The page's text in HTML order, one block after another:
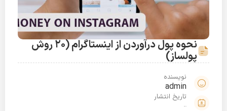
نحوه پول درآوردن از اینستاگرام (20 روش
پولساز)
نویسنده
admin
تاریخ انتشار